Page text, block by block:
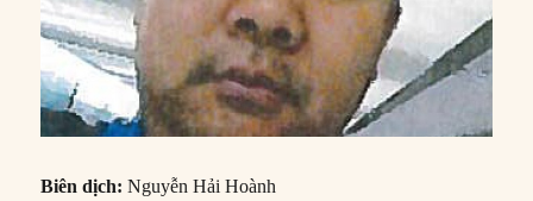
Biên dịch: Nguyễn Hải Hoành